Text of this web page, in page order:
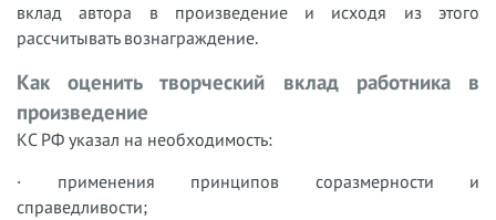
вклад автора в произведение и исходя из этого
рассчитывать вознаграждение.
Как оценить творческий вклад работника в
произведение
КС РФ указал на необходимость:
· применения принципов соразмерности и
справедливости;